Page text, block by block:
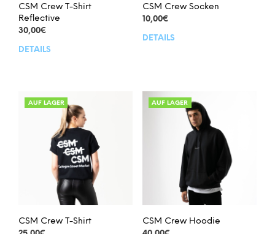
CSM Crew T-Shirt
Reflective
30,00€
DETAILS
mehrere
Varianten
Produktseite
gewählt
werden
CSM Crew Socken
10,00€
DETAILS
AUF LAGER
CSM Crew T-Shirt
AUF LAGER
CSM Crew Hoodie